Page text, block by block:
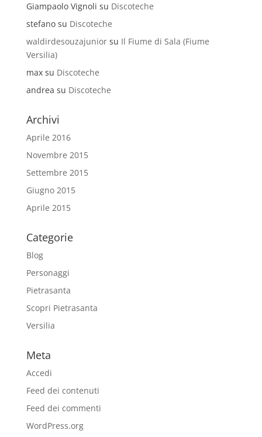
Giampaolo Vignoli su Discoteche
stefanosu Discoteche
waldirdesouzajuniorsu Il Fiume di Sala (Fiume
Versilia)
maxsu Discoteche
andrea su Discoteche
Archivi
Aprile 2016
Novembre 2015
Settembre 2015
Giugno 2015
Aprile 2015
Categorie
Blog
Personaggi
Pietrasanta
Scopri Pietrasanta
Versilia
Meta
Accedi
Feed dei contenuti
Feed dei commenti
WordPress.org